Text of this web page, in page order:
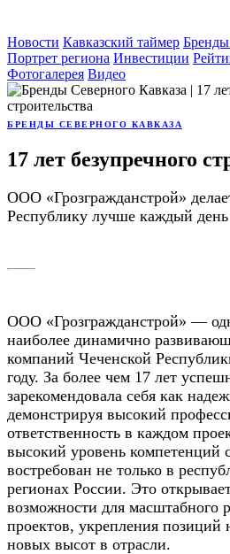
Новости Кавказский таймер Бренды
Портрет региона Инвестиции
Фотогалерея Видео
БРЕНДЫ СЕВЕРНОГО КАВКАЗА
17 лет безупречного
ООО «Грозгражданстрой»
Республику лучше каждый день
ООО «Грозгражданстрой» —
наиболее динамично
компаний Чеченской
году. За более чем 17 лет
зарекомендовала себя как
демонстрируя высокий
ответственность в каждом
высокий уровень компетенций
востребован не только в
регионах России. Это
возможности для масштабного
проектов, укрепления
новых высот в отрасли.